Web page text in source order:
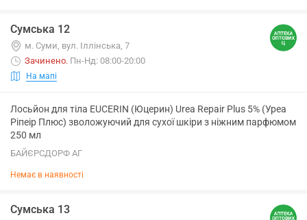
Сумська 12
м. Суми, вул. Іллінська, 7
Зачинено. Пн-Нд: 08:00-20:00
На мапі
Лосьйон для тіла EUCERIN (Юцерин) Urea Repair Plus 5% (Уреа
Ріпеір Плюс) зволожуючий для сухої шкіри з ніжним парфюмом
250 мл
БАЙЄРСДОРФ АГ
Немає в наявності
Сумська 13